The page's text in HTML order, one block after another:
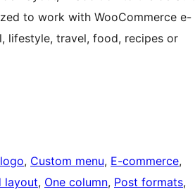
to work with WooCommerce e-
lifestyle, travel, food, recipes or
, Custom menu, E-commerce
layout, One column, Post formats